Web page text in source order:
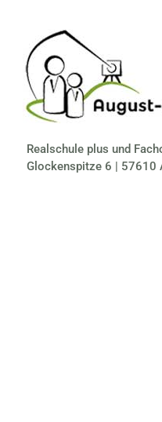
Realschule plus und
Glockenspitze 6 | 57610